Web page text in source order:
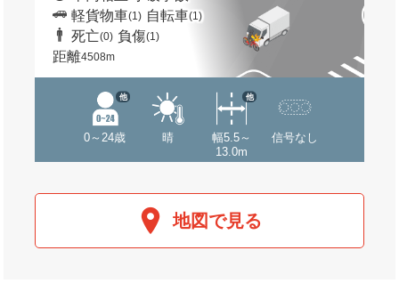
軽貨物車(1) 自転車(1)
死亡(0) 負傷(1)
距離4508m
0～24歳
他
晴
幅5.5～
13.0m
他
信号なし
地図で見る